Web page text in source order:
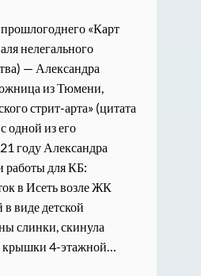
«Карт
нелегального
— Александра
из Тюмени,
стрит-арта» (цитата
одной из его
году Александра
работы для КБ:
в Исеть возле ЖК
виде детской
слинки, скинула
крышки 4-этажной…